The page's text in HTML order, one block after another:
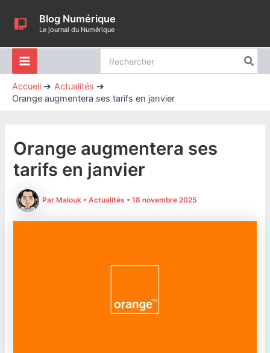
Blog Numérique
Le journal du Numérique
Accueil
Actualités
Orange augmentera ses tarifs en janvier
Orange augmentera ses
tarifs en janvier
Par Malouk •Actualités •18 novembre 2025